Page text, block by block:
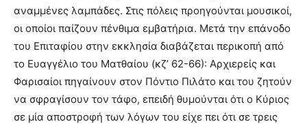
αναμμένες λαμπάδες. Στις πόλεις προηγούνται μουσικοί,
οι οποίοι παίζουν πένθιμα εμβατήρια. Μετά την επάνοδο
του Επιταφίου στην εκκλησία διαβάζεται περικοπή από
το Ευαγγέλιο του Ματθαίου (κζ’ 62-66): Αρχιερείς και
Φαρισαίοι πηγαίνουν στον Πόντιο Πιλάτο και του ζητούν
να σφραγίσουν τον τάφο, επειδή θυμούνται ότι ο Κύριος
σε μία αποστροφή των λόγων του είχε πει ότι σε τρεις